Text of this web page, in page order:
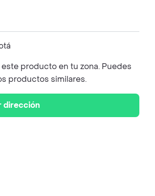
producto en tu zona. Puedes
productos similares.
dirección